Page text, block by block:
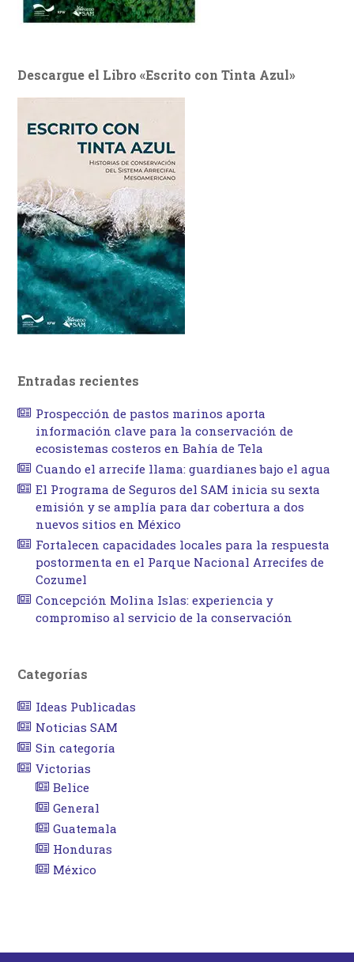
Descargue el Libro «Escrito con Tinta Azul»
Entradas recientes
Prospección de pastos marinos aporta
información clave para la conservación de
ecosistemas costeros en Bahía de Tela
Cuando el arrecife llama: guardianes bajo el agua
El Programa de Seguros del SAM inicia su sexta
emisión y se amplía para dar cobertura a dos
nuevos sitios en México
Fortalecen capacidades locales para la respuesta
postormenta en el Parque Nacional Arrecifes de
Cozumel
Concepción Molina Islas: experiencia y
compromiso al servicio de la conservación
Categorías
Ideas Publicadas
Noticias SAM
Sin categoría
Victorias
Belice
General
Guatemala
Honduras
México